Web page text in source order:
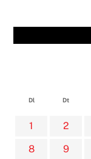
Dl Dt
1 2
8
9